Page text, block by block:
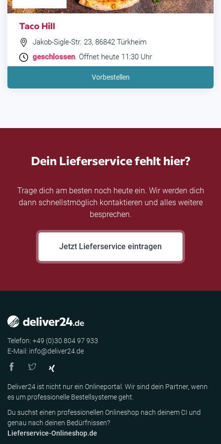
Taco Hill
Jakob-Sigle-Str. 23, 86842 Türkheim
geschlossen. Öffnet heute 11:30 Uhr
Vorbestellen
Dein Lieferservice fehlt hier?
Trage dich am besten noch heute ein. Wir werden dich
dann schnellstmöglich kontaktieren und alles weitere
besprechen.
Jetzt Lieferservice eintragen
Telefon: +49 (0)30 804 97 933
E-Mail: info@deliver24.de
Deliver24 ist nicht nur ein Onlineportal. Wir sind dein Partner, wenn
es um professionelle Bestellsysteme geht.
Du suchst einen professionellen Onlineshop nach deinem CI und
genau nach deinen Bedürfnissen?
Lieferservice-Onlineshop.de